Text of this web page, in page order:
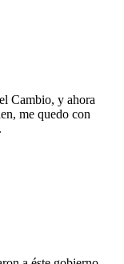
Cambio, y ahora
me quedo con